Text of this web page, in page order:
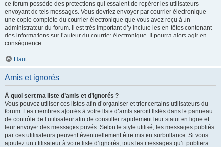
ce forum possède des protections qui essaient de repérer les utilisateurs
envoyant de tels messages. Vous devriez envoyer par courrier électronique
une copie complète du courrier électronique que vous avez reçu à un
administrateur du forum. Il est très important d’y inclure les en-têtes contenant
des informations sur l’auteur du courrier électronique. Il pourra alors agir en
conséquence.
Haut
Amis et ignorés
À quoi sert ma liste d’amis et d’ignorés ?
Vous pouvez utiliser ces listes afin d’organiser et trier certains utilisateurs du
forum. Les membres ajoutés à votre liste d’amis seront listés dans le panneau
de contrôle de l’utilisateur afin de consulter rapidement leur statut en ligne et
leur envoyer des messages privés. Selon le style utilisé, les messages publiés
par ces utilisateurs peuvent éventuellement être mis en surbrillance. Si vous
ajoutez un utilisateur à votre liste d’ignorés, tous les messages qu’il publiera